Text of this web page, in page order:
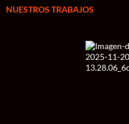
NUESTROS TRABAJOS